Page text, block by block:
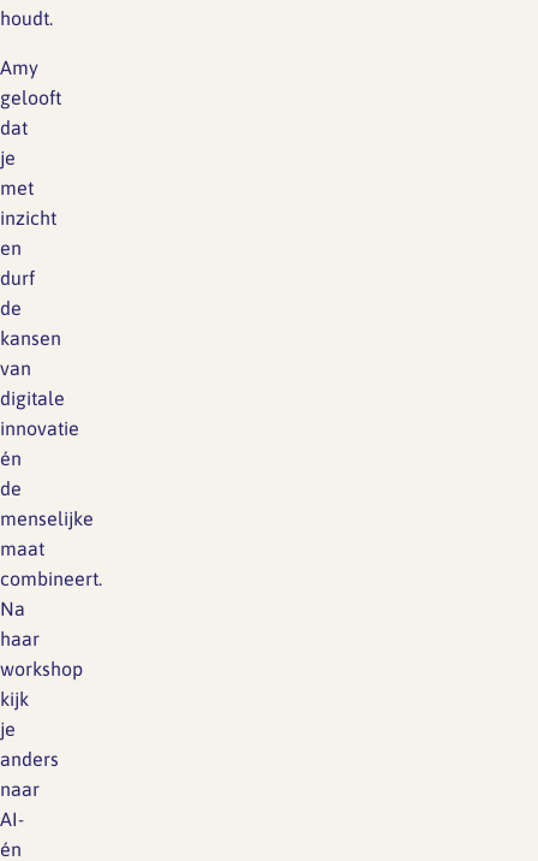
houdt.
Amy
gelooft
dat
je
met
inzicht
en
durf
de
kansen
van
digitale
innovatie
én
de
menselijke
maat
combineert.
Na
haar
workshop
kijk
je
anders
naar
AI-
én